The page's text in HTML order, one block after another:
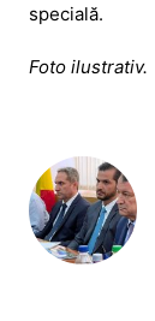
specială.
Foto ilustrativ.